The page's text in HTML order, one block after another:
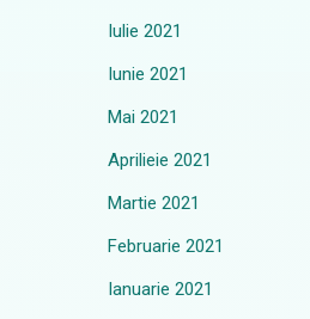
Iulie 2021
Iunie 2021
Mai 2021
Aprilieie 2021
Martie 2021
Februarie 2021
Ianuarie 2021